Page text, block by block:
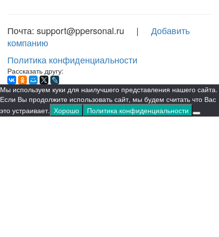
Почта: support@ppersonal.ru | Добавить
компанию
Политика конфиденциальности
Рассказать другу:
Мы используем куки для наилучшего представления нашего сайта.
Если Вы продолжите использовать сайт, мы будем считать что Вас
это устраивает. Хорошо Политика конфиденциальности